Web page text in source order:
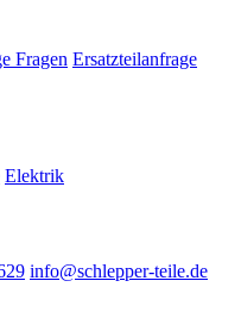
Fragen Ersatzteilanfrage
Elektrik
info@schlepper-teile.de